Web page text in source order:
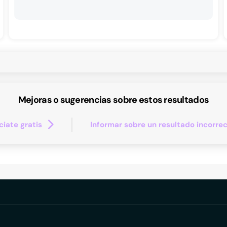
Mejoras o sugerencias sobre estos resultados
gratis Informar sobre un resultado